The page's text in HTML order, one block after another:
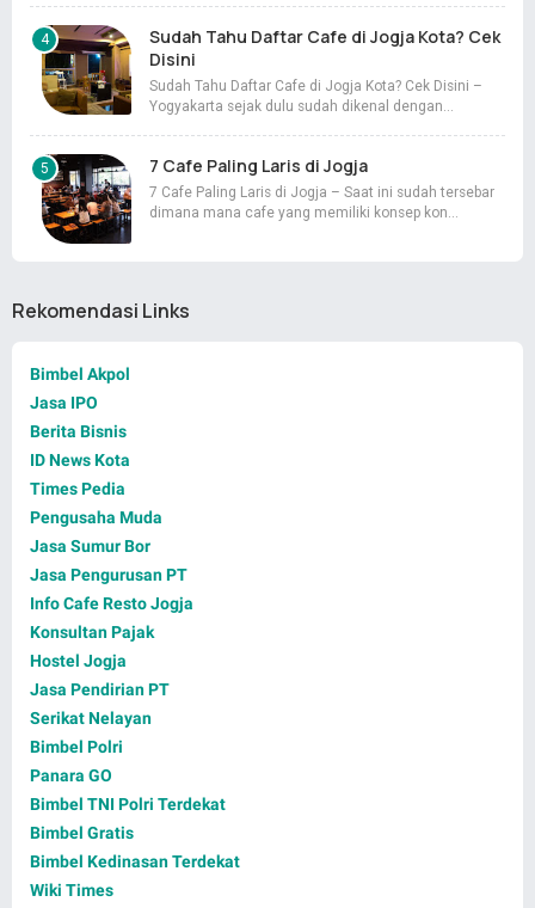
Sudah Tahu Daftar Cafe di Jogja Kota? Cek
Disini
Sudah Tahu Daftar Cafe di Jogja Kota? Cek Disini –
Yogyakarta sejak dulu sudah dikenal dengan…
7 Cafe Paling Laris di Jogja
7 Cafe Paling Laris di Jogja – Saat ini sudah tersebar
dimana mana cafe yang memiliki konsep kon…
Rekomendasi Links
Bimbel Akpol
Jasa IPO
Berita Bisnis
ID News Kota
Times Pedia
Pengusaha Muda
Jasa Sumur Bor
Jasa Pengurusan PT
Info Cafe Resto Jogja
Konsultan Pajak
Hostel Jogja
Jasa Pendirian PT
Serikat Nelayan
Bimbel Polri
Panara GO
Bimbel TNI Polri Terdekat
Bimbel Gratis
Bimbel Kedinasan Terdekat
Wiki Times